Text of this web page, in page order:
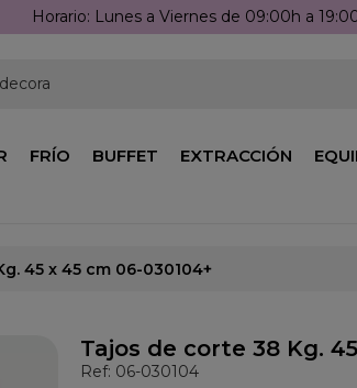
Horario: Lunes a Viernes de 09:00h a
FRÍO BUFFET EXTRACCIÓN
45 x 45 cm 06-030104+
Tajos de corte 38 Kg.
Ref: 06-030104